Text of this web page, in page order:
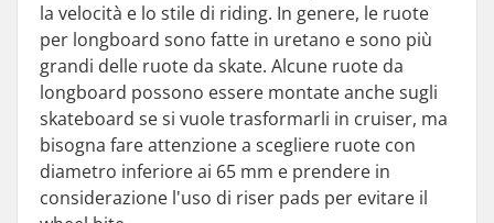
la velocità e lo stile di riding. In genere, le ruote
per longboard sono fatte in uretano e sono più
grandi delle ruote da skate. Alcune ruote da
longboard possono essere montate anche sugli
skateboard se si vuole trasformarli in cruiser, ma
bisogna fare attenzione a scegliere ruote con
diametro inferiore ai 65 mm e prendere in
considerazione l'uso di riser pads per evitare il